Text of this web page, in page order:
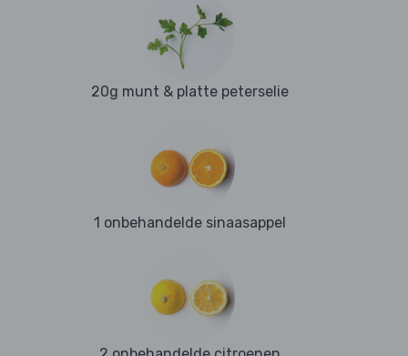
20g munt & platte peterselie
1 onbehandelde sinaasappel